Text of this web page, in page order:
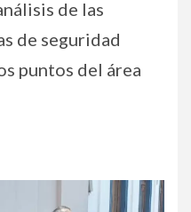
de las
de seguridad
puntos del área